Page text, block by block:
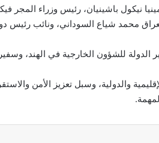
نيكول باشينيان، رئيس وزراء المجر
محمد شياع السوداني، ونائب رئيس
للشؤون الخارجية في الهند، وسفير
والدولية، وسبل تعزيز الأمن